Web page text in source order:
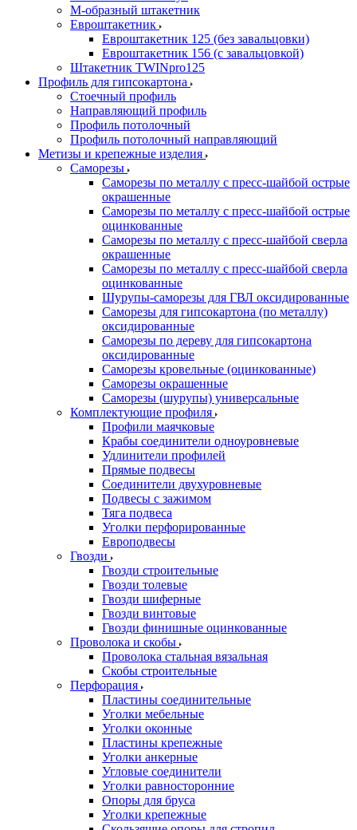
М-образный штакетник
Евроштакетник
Евроштакетник 125 (без завальцовки)
Евроштакетник 156 (с завальцовкой)
Штакетник TWINpro125
Профиль для гипсокартона
Стоечный профиль
Направляющий профиль
Профиль потолочный
Профиль потолочный направляющий
Метизы и крепежные изделия
Саморезы
Саморезы по металлу с пресс-шайбой острые
окрашенные
Саморезы по металлу с пресс-шайбой острые
оцинкованные
Саморезы по металлу с пресс-шайбой сверла
окрашенные
Саморезы по металлу с пресс-шайбой сверла
оцинкованные
Шурупы-саморезы для ГВЛ оксидированные
Саморезы для гипсокартона (по металлу)
оксидированные
Саморезы по дереву для гипсокартона
оксидированные
Саморезы кровельные (оцинкованные)
Саморезы окрашенные
Саморезы (шурупы) универсальные
Комплектующие профиля
Профили маячковые
Крабы соединители одноуровневые
Удлинители профилей
Прямые подвесы
Соединители двухуровневые
Подвесы с зажимом
Тяга подвеса
Уголки перфорированные
Европодвесы
Гвозди
Гвозди строительные
Гвозди толевые
Гвозди шиферные
Гвозди винтовые
Гвозди финишные оцинкованные
Проволока и скобы
Проволока стальная вязальная
Скобы строительные
Перфорация
Пластины соединительные
Уголки мебельные
Уголки оконные
Пластины крепежные
Уголки анкерные
Угловые соединители
Уголки равносторонние
Опоры для бруса
Уголки крепежные